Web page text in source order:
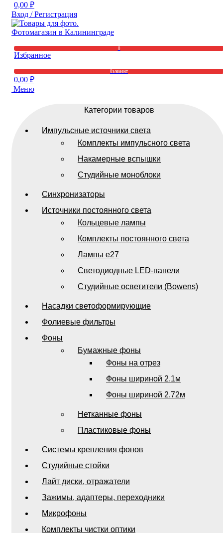
0,00 ₽
Вход / Регистрация
0
Избранное
0элемент
0,00 ₽
Меню
Категории товаров
Импульсные источники света
Комплекты импульсного света
Накамерные вспышки
Студийные моноблоки
Синхронизаторы
Источники постоянного света
Кольцевые лампы
Комплекты постоянного света
Лампы e27
Светодиодные LED-панели
Студийные осветители (Bowens)
Насадки светоформирующие
Фолиевые фильтры
Фоны
Бумажные фоны
Фоны на отрез
Фоны шириной 2.1м
Фоны шириной 2.72м
Нетканные фоны
Пластиковые фоны
Системы крепления фонов
Студийные стойки
Лайт диски, отражатели
Зажимы, адаптеры, переходники
Микрофоны
Комплекты чистки оптики